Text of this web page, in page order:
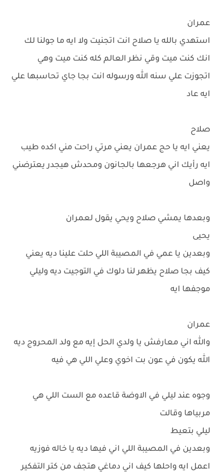
عمران
استهدي بالله يا صلاح انت اتجنيت ولا ايه ما جولنا لك
انك كنت ميت وقي نظر العالم كله كنت ميت وهي
اتجوزت علي سنه الله ورسوله انت بجا جاي تحاسبها علي
ايه عاد
صلاح
يعني ايه يا حج عمران يعني مرتي راحت مني اكده طيب
ايه رأيك اني هرجعها بالجانون ومحدش هيجدر يعترضني
واصل
وبعدها يمشي صلاح ويحي يقول لعمران
يحيى
وبعدين يا عمي في المصيبة اللي حلت علينا ديه يعني
كيف بجا صلاح يظهر لنا دلوك في التوجيت ديه وليلي
موجفها ايه
عمران
والله اني معارفش يا ولدي الحل إيه مع ولد المحروج ديه
الله يكون في عون بت اخوي وعلي اللي هي فيه
وجوه عند ليلي في الاوضة قاعده مع الست اللي هي
مربياها وقالت
ليلي بتعيط
وبعدين في المصيبة اللي اني فيها ديه يا خاله فوزيه
اعمل ايه واحلها كيف اني دماغي هتجف من كتر التفكير